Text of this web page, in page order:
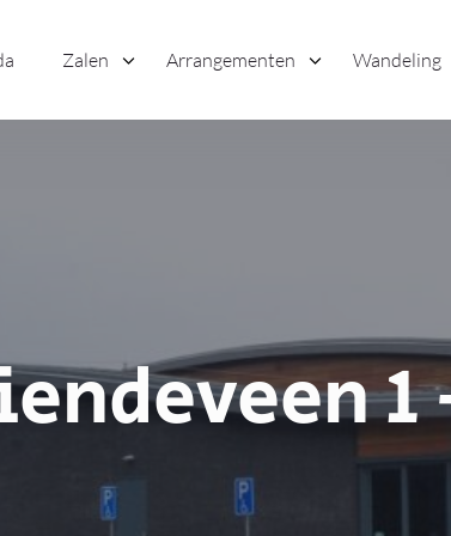
Zalen Arrangementen Wandeling
1